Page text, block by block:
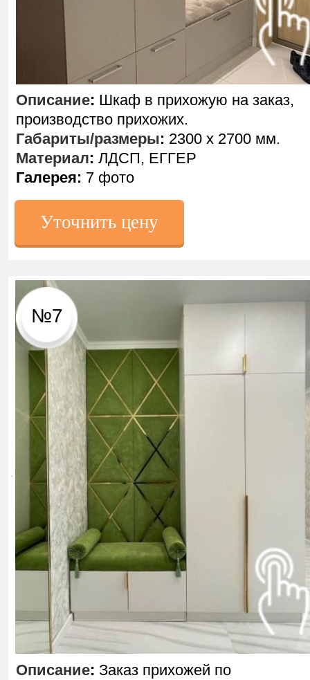
Уточнить цену
№7
Описание: Заказ прихожей по
Описание: Шкаф в прихожую на заказ,
производство прихожих.
Габариты/размеры: 2300 х 2700 мм.
Материал: ЛДСП, ЕГГЕР
Галерея: 7 фото